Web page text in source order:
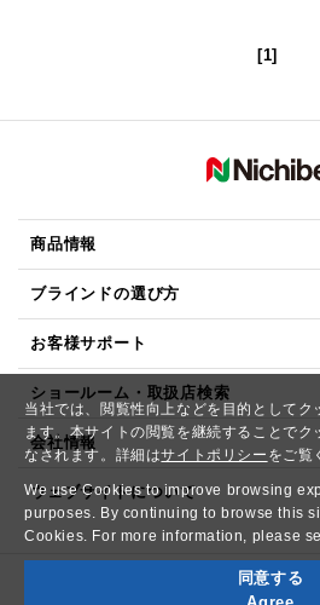
当社では、閲覧性向上などを目的として
ます。本サイトの閲覧を継続することで
なされます。詳細はサイトポリシー をご覧
We use Cookies to improve browsing
purposes. By continuing to browse this
Cookies. For more information, please
同意する
[1]
商品情報
ブラインドの選び方
お客様サポート
ショールーム・取扱店検索
会社情報
ウェブサイトについて
Copyright© NICHIBEI CO.,LTD. All